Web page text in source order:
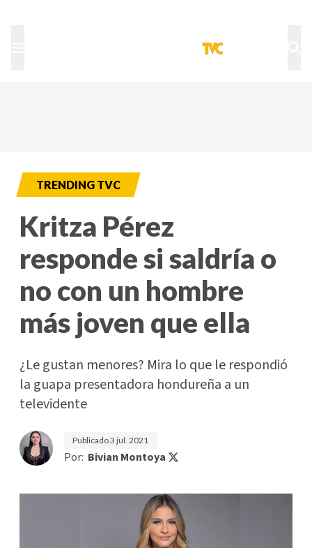
TRENDING TVC
Kritza Pérez
responde si saldría o
no con un hombre
más joven que ella
¿Le gustan menores? Mira lo que le respondió
la guapa presentadora hondureña a un
televidente
Publicado3 jul. 2021
Por: Bivian Montoya